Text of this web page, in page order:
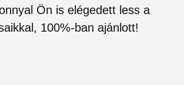
Ön is elégedett less a
100%-ban ajánlott!